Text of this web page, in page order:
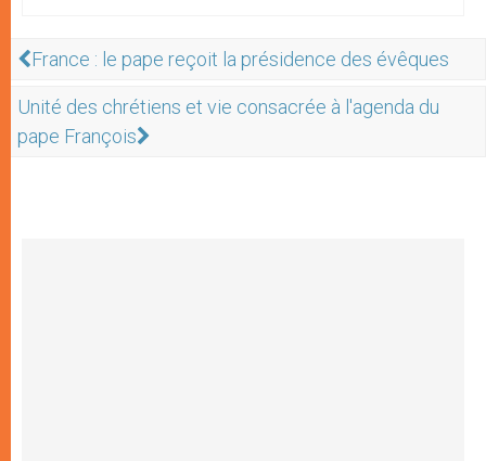
France : le pape reçoit la présidence des évêques
Unité des chrétiens et vie consacrée à l'agenda du
pape François